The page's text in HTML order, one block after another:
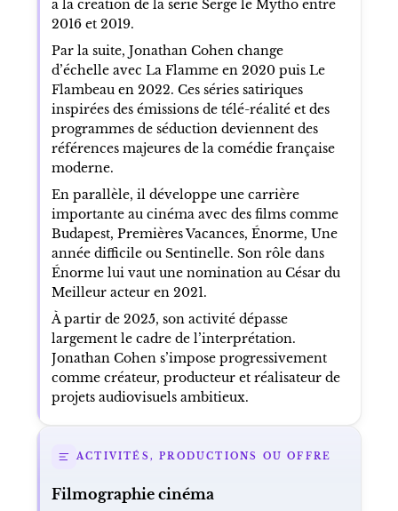
à la création de la série Serge le Mytho entre
2016 et 2019.
Par la suite, Jonathan Cohen change
d’échelle avec La Flamme en 2020 puis Le
Flambeau en 2022. Ces séries satiriques
inspirées des émissions de télé-réalité et des
programmes de séduction deviennent des
références majeures de la comédie française
moderne.
En parallèle, il développe une carrière
importante au cinéma avec des films comme
Budapest, Premières Vacances, Énorme, Une
année difficile ou Sentinelle. Son rôle dans
Énorme lui vaut une nomination au César du
Meilleur acteur en 2021.
À partir de 2025, son activité dépasse
largement le cadre de l’interprétation.
Jonathan Cohen s’impose progressivement
comme créateur, producteur et réalisateur de
projets audiovisuels ambitieux.
ACTIVITÉS, PRODUCTIONS OU OFFRE
Filmographie cinéma